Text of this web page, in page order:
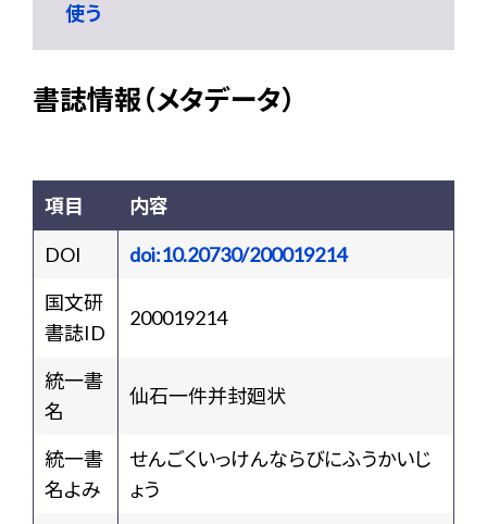
使う
書誌情報（メタデータ）
項目 内容
DOI
doi:10.20730/200019214
国文研
書誌ID
200019214
統一書
名
仙石一件并封廻状
統一書
名よみ
せんごくいっけんならびにふうかいじ
ょう